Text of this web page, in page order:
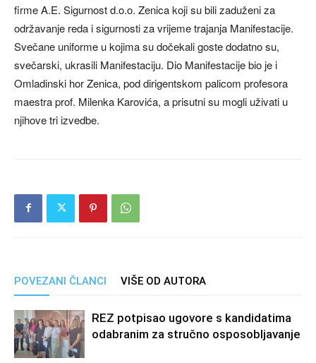
firme A.E. Sigurnost d.o.o. Zenica koji su bili zaduženi za
održavanje reda i sigurnosti za vrijeme trajanja Manifestacije.
Svečane uniforme u kojima su dočekali goste dodatno su,
svečarski, ukrasili Manifestaciju. Dio Manifestacije bio je i
Omladinski hor Zenica, pod dirigentskom palicom profesora
maestra prof. Milenka Karovića, a prisutni su mogli uživati u
njihove tri izvedbe.
POVEZANI ČLANCI VIŠE OD AUTORA
REZ potpisao ugovore s kandidatima
odabranim za stručno osposobljavanje